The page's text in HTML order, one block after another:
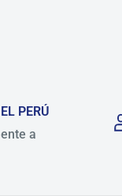
PERÚ
a